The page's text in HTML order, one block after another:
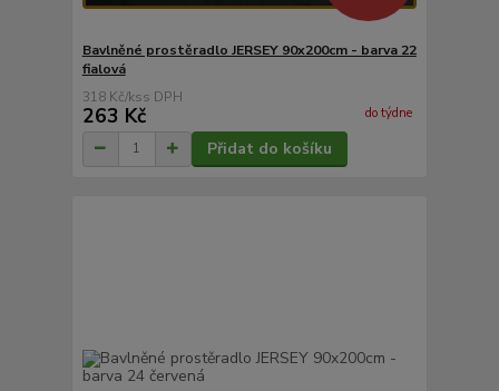
Bavlněné prostěradlo JERSEY 90x200cm - barva 22
fialová
318 Kč/ks
263 Kč do týdne
Přidat do košíku